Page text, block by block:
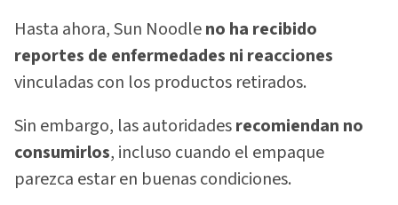
Hasta ahora, Sun Noodleno ha recibido
reportes de enfermedades ni reacciones
vinculadas con los productos retirados.
Sin embargo, las autoridadesrecomiendan no
consumirlos, incluso cuando el empaque
parezca estar en buenas condiciones.